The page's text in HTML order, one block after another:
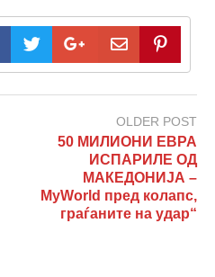
OLDER POST
50 МИЛИОНИ ЕВРА
ИСПАРИЛЕ ОД
МАКЕДОНИЈА –
MyWorld пред колапс,
граѓаните на удар“